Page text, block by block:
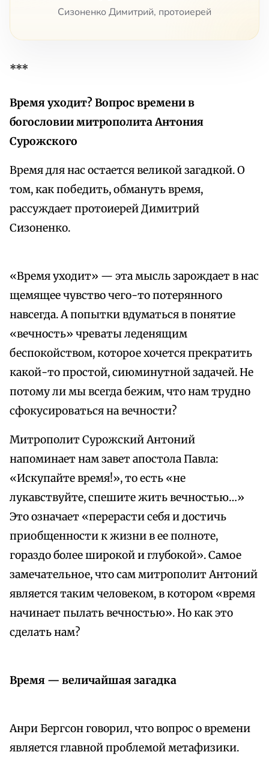
Сизоненко Димитрий, протоиерей
***
Время уходит? Вопрос времени в
богословии митрополита Антония
Сурожского
Время для нас остается великой загадкой. О
том, как победить, обмануть время,
рассуждает протоиерей Димитрий
Сизоненко.
«Время уходит» — эта мысль зарождает в нас
щемящее чувство чего-то потерянного
навсегда. А попытки вдуматься в понятие
«вечность» чреваты леденящим
беспокойством, которое хочется прекратить
какой-то простой, сиюминутной задачей. Не
потому ли мы всегда бежим, что нам трудно
сфокусироваться на вечности?
Митрополит Сурожский Антоний
напоминает нам завет апостола Павла:
«Искупайте время!», то есть «не
лукавствуйте, спешите жить вечностью…»
Это означает «перерасти себя и достичь
приобщенности к жизни в ее полноте,
гораздо более широкой и глубокой». Самое
замечательное, что сам митрополит Антоний
является таким человеком, в котором «время
начинает пылать вечностью». Но как это
сделать нам?
Время — величайшая загадка
Анри Бергсон говорил, что вопрос о времени
является главной проблемой метафизики.